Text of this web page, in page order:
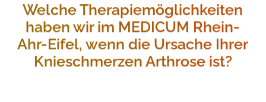
Welche Therapiemöglichkeiten
haben wir im MEDICUM Rhein-
Ahr-Eifel, wenn die Ursache Ihrer
Knieschmerzen Arthrose ist?